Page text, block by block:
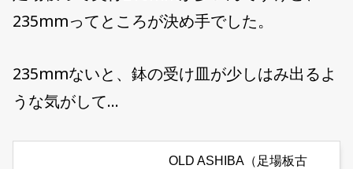
235mmってところが決め手でした。
235mmないと、鉢の受け皿が少しはみ出るよ
うな気がして…
OLD ASHIBA（足場板古